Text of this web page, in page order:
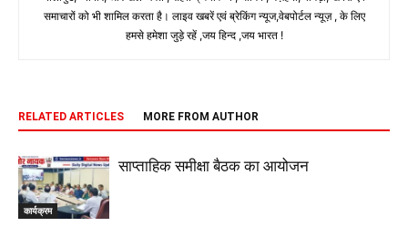
समाचारों को भी शामिल करता है। लाइव खबरें एवं ब्रेकिंग न्यूज,वेबपोर्टल न्यूज़ , के लिए
हमसे हमेशा जुड़े रहें ,जय हिन्द ,जय भारत !
RELATED ARTICLES MORE FROM AUTHOR
कार्यक्रम
साप्ताहिक समीक्षा बैठक का आयोजन